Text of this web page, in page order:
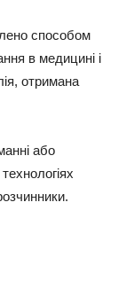
способом
в медицині і
отримана
або